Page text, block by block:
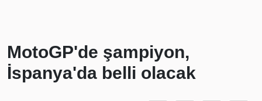
MotoGP'de şampiyon,
İspanya'da belli olacak